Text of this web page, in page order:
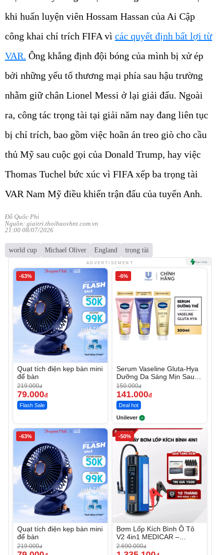
khi huấn luyện viên Hossam Hassan của Ai Cập
công khai chỉ trích FIFA vì các quyết định bất lợi từ
VAR. Ông khẳng định đội bóng của mình bị xử ép
bởi những yếu tố thương mại phía sau hậu trường
nhằm giữ chân Lionel Messi ở lại giải đấu. Ngoài
ra, công tác trọng tài tại giải năm nay đang liên tục
bị chỉ trích, bao gồm việc hoãn án treo giò cho cầu
thủ Mỹ sau cuộc gọi của Donald Trump, hay việc
Thomas Tuchel bức xúc vì FIFA xếp ba trọng tài
VAR Nam Mỹ điều khiển trận đấu của tuyển Anh.
Đỗ Quốc Phi
Nguồn: giaitri.thoibaovhnt.com.vn
21:00 08/07/2026
world cup Michael Oliver England trọng tài
ADVERTISEMENT
-63%
Quạt tích điện kẹp bàn mini
để bàn
219.000đ
79.000đ
Flash Sale
-6%
Serum Vaseline Gluta-Hya
Dưỡng Da Sáng Mịn Sau 7
Ngày
150.000đ
141.000đ
Deal hot
Unilever
-63%
Quạt tích điện kẹp bàn mini
để bàn
219.000đ
-50%
Bơm Lốp Kích Bình Ô Tô
V2 4in1 MEDICAR –
12.000mAh
2.690.000đ